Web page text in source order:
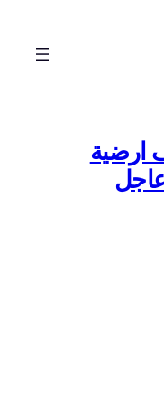
5 غرف ارضية